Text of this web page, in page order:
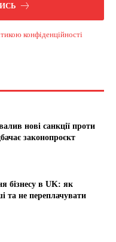
конфіденційності
нові санкції проти
законопроєкт
бізнесу в UK: як
та не переплачувати